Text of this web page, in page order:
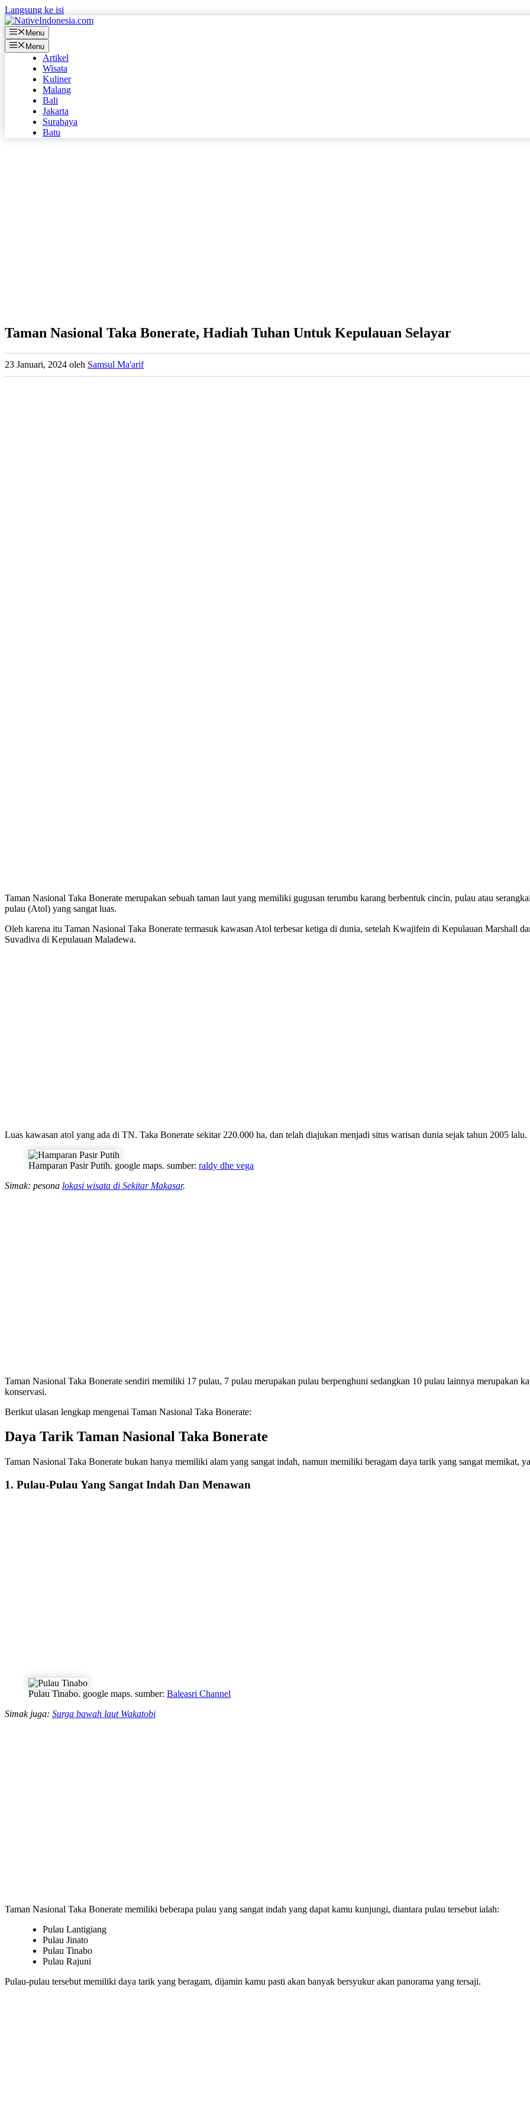
Langsung ke isi
Menu
Menu
Artikel
Wisata
Kuliner
Malang
Bali
Jakarta
Surabaya
Batu
Taman Nasional Taka Bonerate, Hadiah Tuhan Untuk Kepulauan Selayar
23 Januari, 2024 oleh Samsul Ma'arif
Taman Nasional Taka Bonerate merupakan sebuah taman laut yang memiliki gugusan terumbu karang berbentuk cincin, pulau atau
pulau (Atol) yang sangat luas.
Oleh karena itu Taman Nasional Taka Bonerate termasuk kawasan Atol terbesar ketiga di dunia, setelah Kwajifein di Kepulauan Marshall
Suvadiva di Kepulauan Maladewa.
Luas kawasan atol yang ada di TN. Taka Bonerate sekitar 220.000 ha, dan telah diajukan menjadi situs warisan dunia sejak tahun 2005 lalu.
Hamparan Pasir Putih. google maps. sumber: raldy dhe vega
Simak: pesona lokasi wisata di Sekitar Makasar.
Taman Nasional Taka Bonerate sendiri memiliki 17 pulau, 7 pulau merupakan pulau berpenghuni sedangkan 10 pulau lainnya merupakan
konservasi.
Berikut ulasan lengkap mengenai Taman Nasional Taka Bonerate:
Daya Tarik Taman Nasional Taka Bonerate
Taman Nasional Taka Bonerate bukan hanya memiliki alam yang sangat indah, namun memiliki beragam daya tarik yang sangat memikat,
1. Pulau-Pulau Yang Sangat Indah Dan Menawan
Pulau Tinabo. google maps. sumber: Baleasri Channel
Simak juga: Surga bawah laut Wakatobi
Taman Nasional Taka Bonerate memiliki beberapa pulau yang sangat indah yang dapat kamu kunjungi, diantara pulau tersebut ialah:
Pulau Lantigiang
Pulau Jinato
Pulau Tinabo
Pulau Rajuni
Pulau-pulau tersebut memiliki daya tarik yang beragam, dijamin kamu pasti akan banyak bersyukur akan panorama yang tersaji.